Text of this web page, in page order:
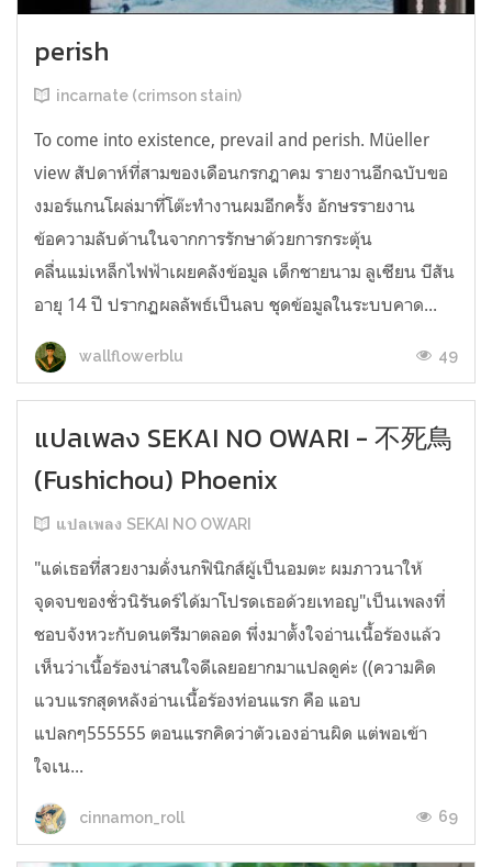
perish
incarnate (crimson stain)
To come into existence, prevail and perish. Müeller
view สัปดาห์ที่สามของเดือนกรกฎาคม รายงานอีกฉบับขอ
งมอร์แกนโผล่มาที่โต๊ะทำงานผมอีกครั้ง อักษรรายงาน
ข้อความลับด้านในจากการรักษาด้วยการกระตุ้น
คลื่นแม่เหล็กไฟฟ้าเผยคลังข้อมูล เด็กชายนาม ลูเซียน บีสัน
อายุ 14 ปี ปรากฏผลลัพธ์เป็นลบ ชุดข้อมูลในระบบคาด...
wallflowerblu 49
แปลเพลง SEKAI NO OWARI - 不死鳥
(Fushichou) Phoenix
แปลเพลง SEKAI NO OWARI
"แด่เธอที่สวยงามดั่งนกฟินิกส์ผู้เป็นอมตะ ผมภาวนาให้
จุดจบของชั่วนิรันดร์ได้มาโปรดเธอด้วยเทอญ"เป็นเพลงที่
ชอบจังหวะกับดนตรีมาตลอด พึ่งมาตั้งใจอ่านเนื้อร้องแล้ว
เห็นว่าเนื้อร้องน่าสนใจดีเลยอยากมาแปลดูค่ะ ((ความคิด
แวบแรกสุดหลังอ่านเนื้อร้องท่อนแรก คือ แอบ
แปลกๆ555555 ตอนแรกคิดว่าตัวเองอ่านผิด แต่พอเข้า
ใจเน...
cinnamon_roll 69